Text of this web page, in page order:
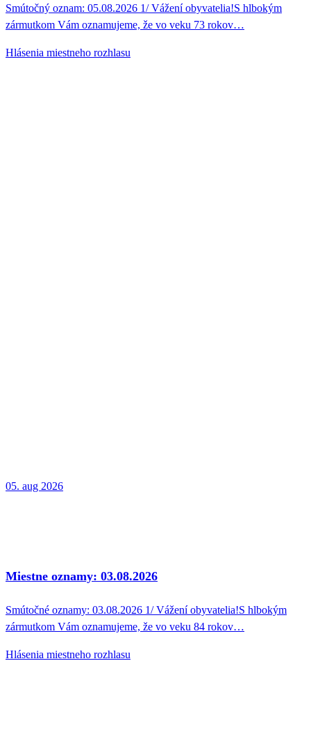
Smútočný oznam: 05.08.2026 1/ Vážení obyvatelia!S hlbokým
zármutkom Vám oznamujeme, že vo veku 73 rokov…
Hlásenia miestneho rozhlasu
05. aug 2026
Miestne oznamy: 03.08.2026
Smútočné oznamy: 03.08.2026 1/ Vážení obyvatelia!S hlbokým
zármutkom Vám oznamujeme, že vo veku 84 rokov…
Hlásenia miestneho rozhlasu